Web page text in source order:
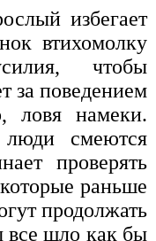
избегает
втихомолку
чтобы
за поведением
ловя намеки.
смеются
проверять
раньше
продолжать
все шло как бы